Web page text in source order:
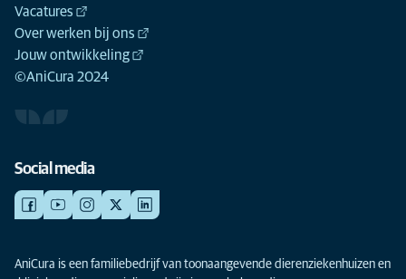
Vacatures
Over werken bij ons
Jouw ontwikkeling
©AniCura 2024
Social media
AniCura is een familiebedrijf van toonaangevende dierenziekenhuizen en